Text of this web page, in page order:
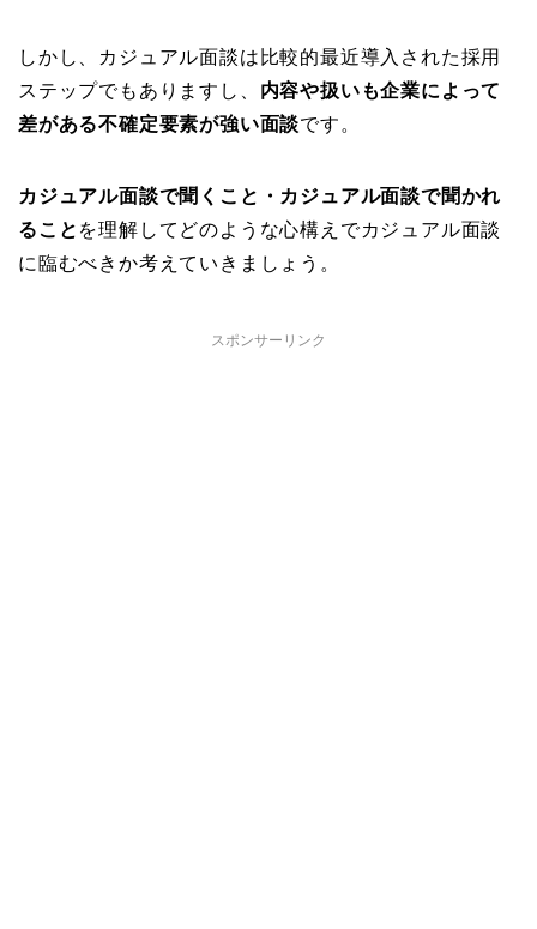
しかし、カジュアル面談は比較的最近導入された採用
ステップでもありますし、 内容や扱いも企業によって
差がある不確定要素が強い面談です。
カジュアル面談で聞くこと・カジュアル面談で聞かれ
ること を理解してどのような心構えでカジュアル面談
に臨むべきか考えていきましょう。
スポンサーリンク